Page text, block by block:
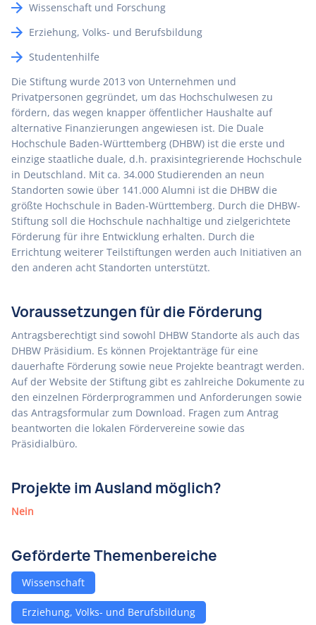
Wissenschaft und Forschung
Erziehung, Volks- und Berufsbildung
Studentenhilfe
Die Stiftung wurde 2013 von Unternehmen und
Privatpersonen gegründet, um das Hochschulwesen zu
fördern, das wegen knapper öffentlicher Haushalte auf
alternative Finanzierungen angewiesen ist. Die Duale
Hochschule Baden-Württemberg (DHBW) ist die erste und
einzige staatliche duale, d.h. praxisintegrierende Hochschule
in Deutschland. Mit ca. 34.000 Studierenden an neun
Standorten sowie über 141.000 Alumni ist die DHBW die
größte Hochschule in Baden-Württemberg. Durch die DHBW-
Stiftung soll die Hochschule nachhaltige und zielgerichtete
Förderung für ihre Entwicklung erhalten. Durch die
Errichtung weiterer Teilstiftungen werden auch Initiativen an
den anderen acht Standorten unterstützt.
Voraussetzungen für die Förderung
Antragsberechtigt sind sowohl DHBW Standorte als auch das
DHBW Präsidium. Es können Projektanträge für eine
dauerhafte Förderung sowie neue Projekte beantragt werden.
Auf der Website der Stiftung gibt es zahlreiche Dokumente zu
den einzelnen Förderprogrammen und Anforderungen sowie
das Antragsformular zum Download. Fragen zum Antrag
beantworten die lokalen Fördervereine sowie das
Präsidialbüro.
Projekte im Ausland möglich?
Nein
Geförderte Themenbereiche
Wissenschaft
Erziehung, Volks- und Berufsbildung